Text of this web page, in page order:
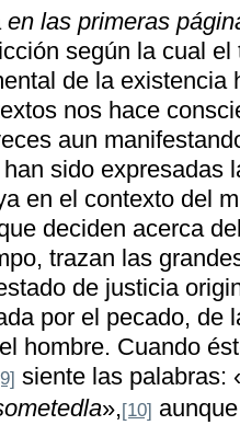
en las primeras
según la cual
de la existencia
nos hace
aun
sido expresadas
en el contexto del
deciden acerca
trazan las
de justicia
por el pecado, de
hombre. Cuando
siente las palabras:
»,[10]